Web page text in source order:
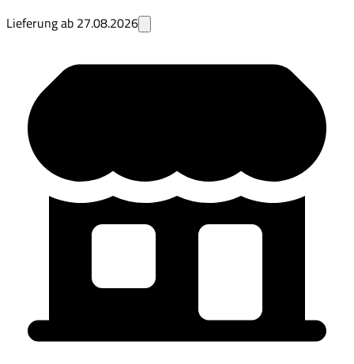
Lieferung ab 27.08.2026